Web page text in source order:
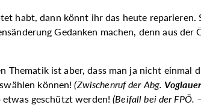
habt, dann könnt ihr das heute
Gedanken machen, denn aus
Thematik ist aber, dass man ja nicht
können!(Zwischenruf der Abg.Voglauer
etwas geschützt werden!(Beifall bei der FPÖ.